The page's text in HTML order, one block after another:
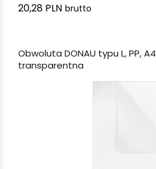
20,28 PLN brutto
Obwoluta DONAU typu L, PP,
transparentna